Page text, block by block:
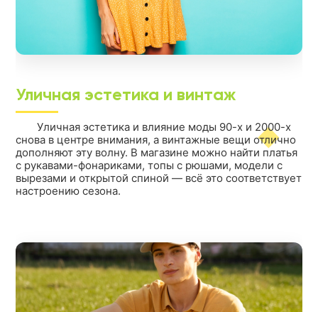
Уличная эстетика и винтаж
Уличная эстетика и влияние моды 90-х и 2000-х
снова в центре внимания, а винтажные вещи отлично
дополняют эту волну. В магазине можно найти платья
с рукавами-фонариками, топы с рюшами, модели с
вырезами и открытой спиной — всё это соответствует
настроению сезона.